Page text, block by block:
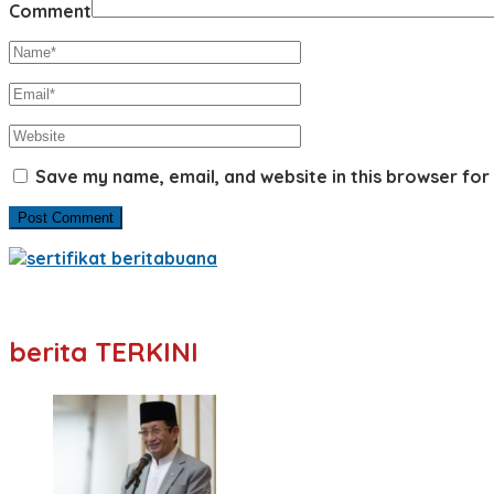
Comment
Save my name, email, and website in this browser
berita TERKINI